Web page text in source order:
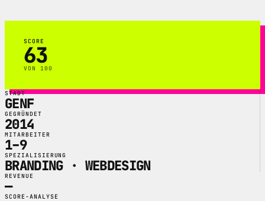
SCORE
63
VON 100
STADT
GENF
GEGRÜNDET
2014
MITARBEITER
1–9
SPEZIALISIERUNG
BRANDING · WEBDESIGN
REVENUE
—
SCORE-ANALYSE